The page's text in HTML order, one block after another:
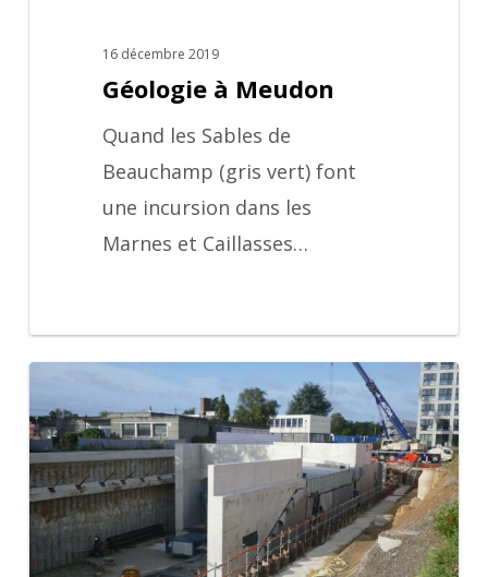
16 décembre 2019
Géologie à Meudon
Quand les Sables de
Beauchamp (gris vert) font
une incursion dans les
Marnes et Caillasses…
ripage
sous
RER
C